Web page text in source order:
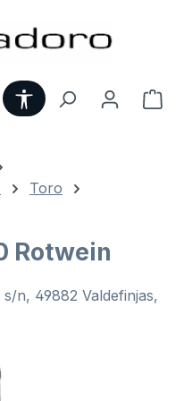
Werkzeugleiste
Toro
Rotwein
n, 49882 Valdefinjas,